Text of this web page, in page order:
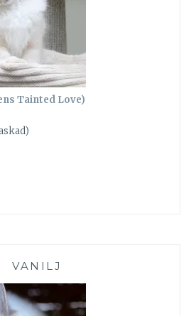
Tainted Love)
VANILJ